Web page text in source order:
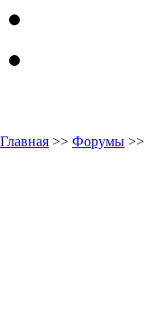
Главная >> Форумы >>